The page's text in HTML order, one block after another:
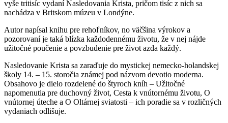
vyše tritisíc vydaní Nasledovania Krista, pričom tisíc z nich sa
nachádza v Britskom múzeu v Londýne.
Autor napísal knihu pre rehoľníkov, no väčšina výrokov a
pozorovaní je taká blízka každodennému životu, že v nej nájde
užitočné poučenie a povzbudenie pre život azda každý.
Nasledovanie Krista sa zaraďuje do mystickej nemecko-holandskej
školy 14. – 15. storočia známej pod názvom devotio moderna.
Obsahovo je dielo rozdelené do štyroch kníh – Užitočné
napomenutia pre duchovný život, Cesta k vnútornému životu, O
vnútornej úteche a O Oltárnej sviatosti – ich poradie sa v rozličných
vydaniach odlišuje.